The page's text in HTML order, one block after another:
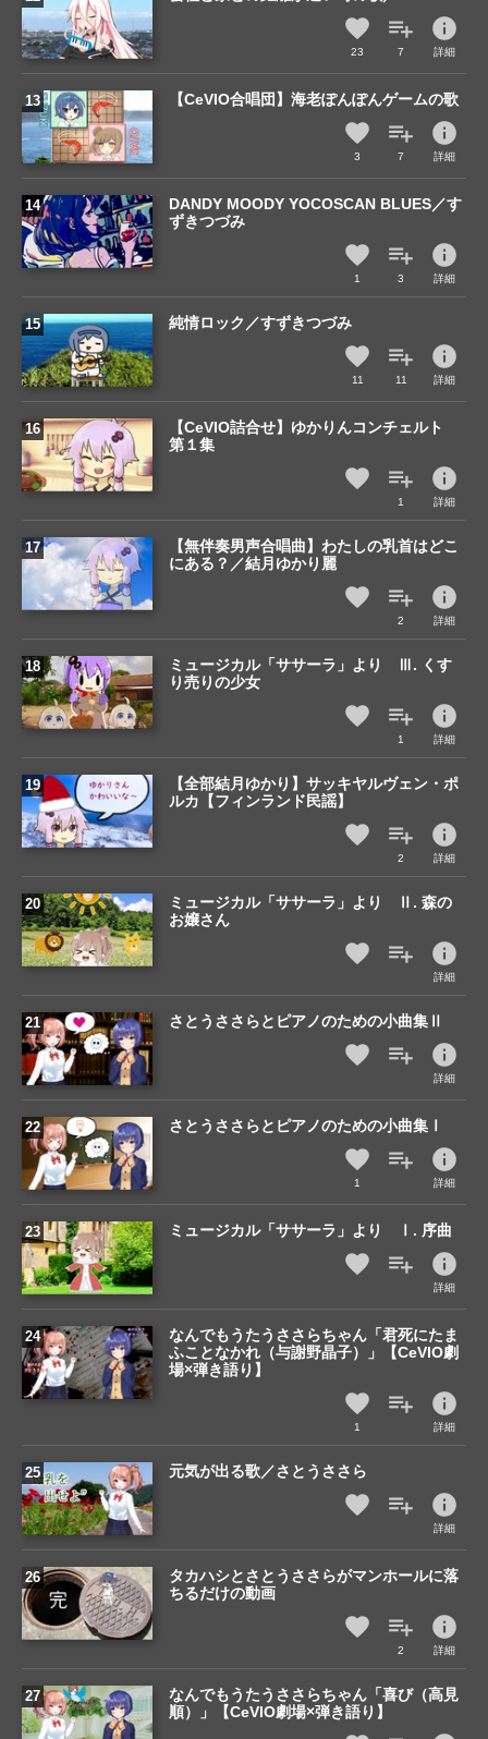
23 7
info
詳細
【CeVIO合唱団】海老ぽんぽんゲームの歌
3 7
info
詳細
DANDY MOODY YOCOSCAN BLUES／す
ずきつづみ
1 3
info
詳細
純情ロック／すずきつづみ
11 11
info
詳細
【CeVIO詰合せ】ゆかりんコンチェルト
第１集
1
info
詳細
【無伴奏男声合唱曲】わたしの乳首はどこ
にある？／結月ゆかり麗
2
info
詳細
ミュージカル「ササーラ」より Ⅲ. くす
り売りの少女
1
info
詳細
【全部結月ゆかり】サッキヤルヴェン・ポ
ルカ【フィンランド民謡】
2
info
詳細
ミュージカル「ササーラ」より Ⅱ. 森の
お嬢さん
info
詳細
さとうささらとピアノのための小曲集Ⅱ
info
詳細
さとうささらとピアノのための小曲集Ⅰ
1
info
詳細
ミュージカル「ササーラ」より Ⅰ. 序曲
info
詳細
なんでもうたうささらちゃん「君死にたま
ふことなかれ（与謝野晶子）」【CeVIO劇
場×弾き語り】
1
info
詳細
元気が出る歌／さとうささら
info
詳細
タカハシとさとうささらがマンホールに落
ちるだけの動画
2
info
詳細
なんでもうたうささらちゃん「喜び（高見
順）」【CeVIO劇場×弾き語り】